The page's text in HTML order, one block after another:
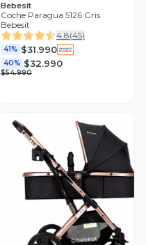
Bebesit
Coche Paragua 5126 Gris
Bebesit
4.8(45)
41% $31.990
40% $32.990
$54.990